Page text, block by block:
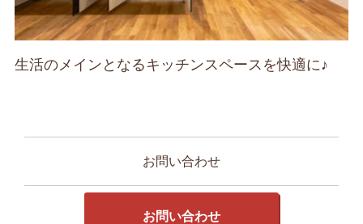
生活のメインとなるキッチンスペースを快適に♪
お問い合わせ
お問い合わせ